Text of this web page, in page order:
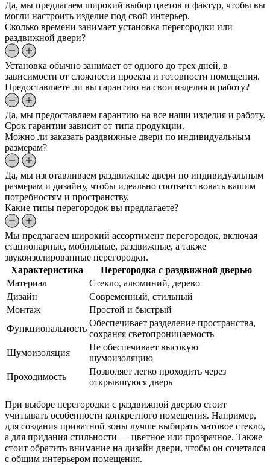
Да, мы предлагаем широкий выбор цветов и фактур, чтобы вы
могли настроить изделие под свой интерьер.
Сколько времени занимает установка перегородки или
раздвижной двери?
Установка обычно занимает от одного до трех дней, в
зависимости от сложности проекта и готовности помещения.
Предоставляете ли вы гарантию на свои изделия и работу?
Да, мы предоставляем гарантию на все наши изделия и работу.
Срок гарантии зависит от типа продукции.
Можно ли заказать раздвижные двери по индивидуальным
размерам?
Да, мы изготавливаем раздвижные двери по индивидуальным
размерам и дизайну, чтобы идеально соответствовать вашим
потребностям и пространству.
Какие типы перегородок вы предлагаете?
Мы предлагаем широкий ассортимент перегородок, включая
стационарные, мобильные, раздвижные, а также
звукоизолированные перегородки.
Характеристика
Перегородка с раздвижной дверью
Материал
Стекло, алюминий, дерево
Дизайн
Современный, стильный
Монтаж
Простой и быстрый
Функциональность
Обеспечивает разделение пространства,
сохраняя светопроницаемость
Шумоизоляция
Не обеспечивает высокую
шумоизоляцию
Проходимость
Позволяет легко проходить через
открывшуюся дверь
При выборе перегородки с раздвижной дверью стоит
учитывать особенности конкретного помещения. Например,
для создания приватной зоны лучше выбирать матовое стекло,
а для придания стильности — цветное или прозрачное. Также
стоит обратить внимание на дизайн двери, чтобы он сочетался
с общим интерьером помещения.